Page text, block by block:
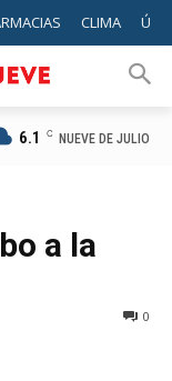
CLIMA
6.1 C NUEVE DE JULIO
a la
0